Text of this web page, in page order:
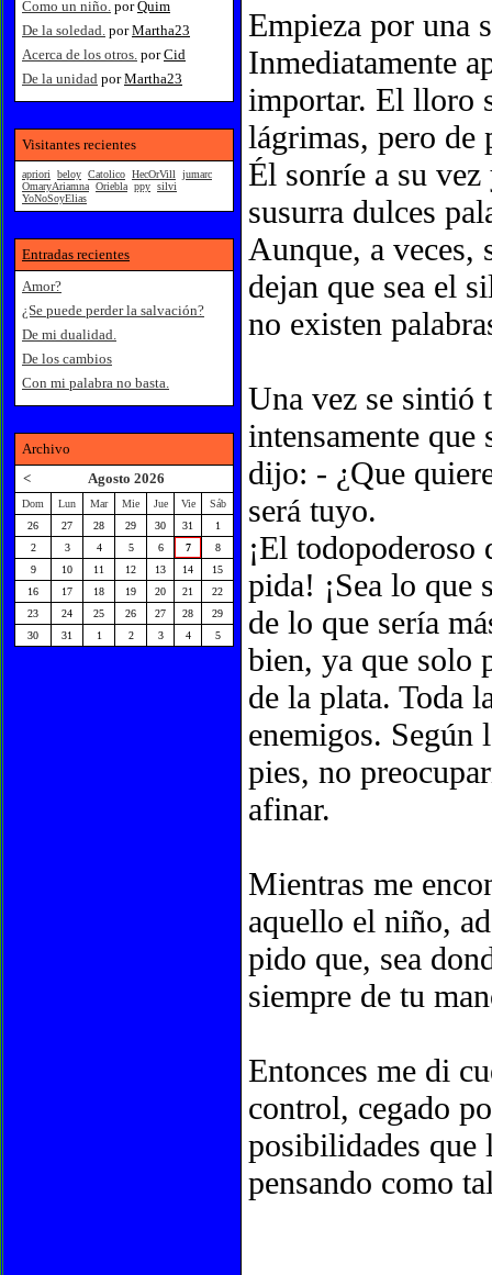
Empieza por una
Inmediatamente
importar. El lloro
lágrimas, pero de
Él sonríe a su vez
susurra dulces
Aunque, a veces,
dejan que sea el
no existen
Una vez se sintió
intensamente
dijo: - ¿Que
será tuyo.
¡El
pida! ¡Sea lo que
de lo que sería
bien, ya que solo
de la plata. Toda
enemigos. Según
pies, no
afinar.
Mientras me
aquello el niño,
pido que, sea
siempre de tu
Entonces me di
control, cegado
posibilidades que
pensando como
Como un niño. porQuim
De la soledad. porMartha23
Acerca de los otros. porCid
De la unidad porMartha23
Visitantes recientes
apriori beloy Catolico HecOrVill
jumarc
OmaryAriamna Oriebla ppy silvi
YoNoSoyElias
Entradas recientes
Amor?
¿Se puede perder la salvación?
De mi dualidad.
De los cambios
Con mi palabra no basta.
Archivo
<
Agosto 2026
Dom Lun Mar Mie Jue Vie
Sáb
26
27 28 29 30 31
1
2
3 4 5 6 7
8
9
10 11 12 13 14
15
16
17 18 19 20 21
22
23
24 25 26 27 28
29
30
31 1 2 3 4 5